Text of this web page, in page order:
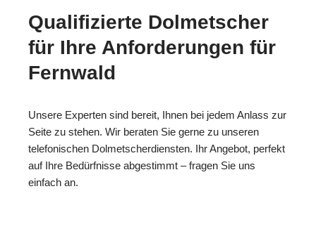
Qualifizierte Dolmetscher
für Ihre Anforderungen für
Fernwald
Unsere Experten sind bereit, Ihnen bei jedem Anlass zur
Seite zu stehen. Wir beraten Sie gerne zu unseren
telefonischen Dolmetscherdiensten. Ihr Angebot, perfekt
auf Ihre Bedürfnisse abgestimmt – fragen Sie uns
einfach an.